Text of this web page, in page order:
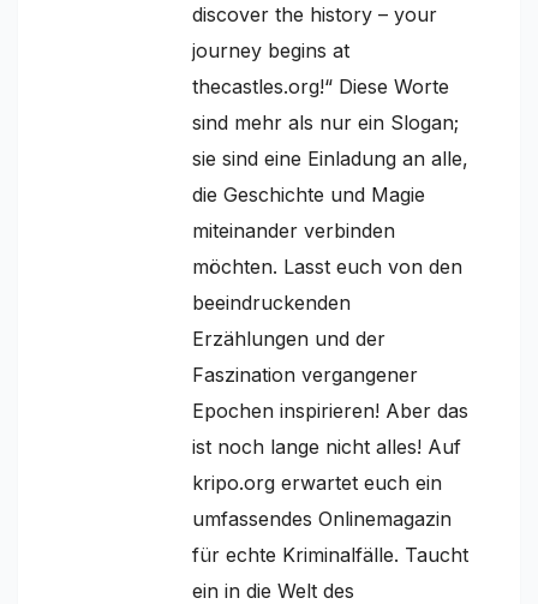
discover the history – your
journey begins at
thecastles.org!“ Diese Worte
sind mehr als nur ein Slogan;
sie sind eine Einladung an alle,
die Geschichte und Magie
miteinander verbinden
möchten. Lasst euch von den
beeindruckenden
Erzählungen und der
Faszination vergangener
Epochen inspirieren! Aber das
ist noch lange nicht alles! Auf
kripo.org erwartet euch ein
umfassendes Onlinemagazin
für echte Kriminalfälle. Taucht
ein in die Welt des